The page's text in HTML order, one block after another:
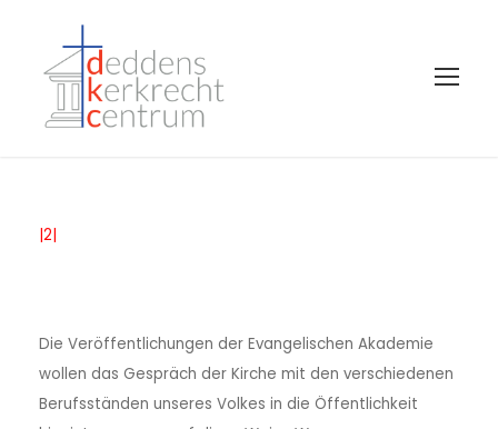
|2|
Die Veröffentlichungen der Evangelischen Akademie
wollen das Gespräch der Kirche mit den verschiedenen
Berufsständen unseres Volkes in die Öffentlichkeit